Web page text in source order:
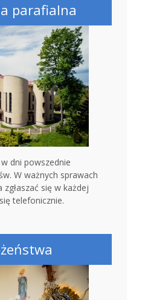
parafialna
dni powszednie
W ważnych sprawach
się w każdej
telefonicznie.